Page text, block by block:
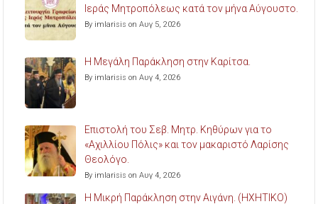
Ιεράς Μητροπόλεως κατά τον μήνα Αύγουστο.
By imlarisis on Αυγ 5, 2026
Η Μεγάλη Παράκληση στην Καρίτσα.
By imlarisis on Αυγ 4, 2026
Επιστολή του Σεβ. Μητρ. Κηθύρων για το
«Αχιλλίου Πόλις» και τον μακαριστό Λαρίσης
Θεολόγο.
By imlarisis on Αυγ 4, 2026
Η Μικρή Παράκληση στην Αιγάνη. (ΗΧΗΤΙΚΟ)